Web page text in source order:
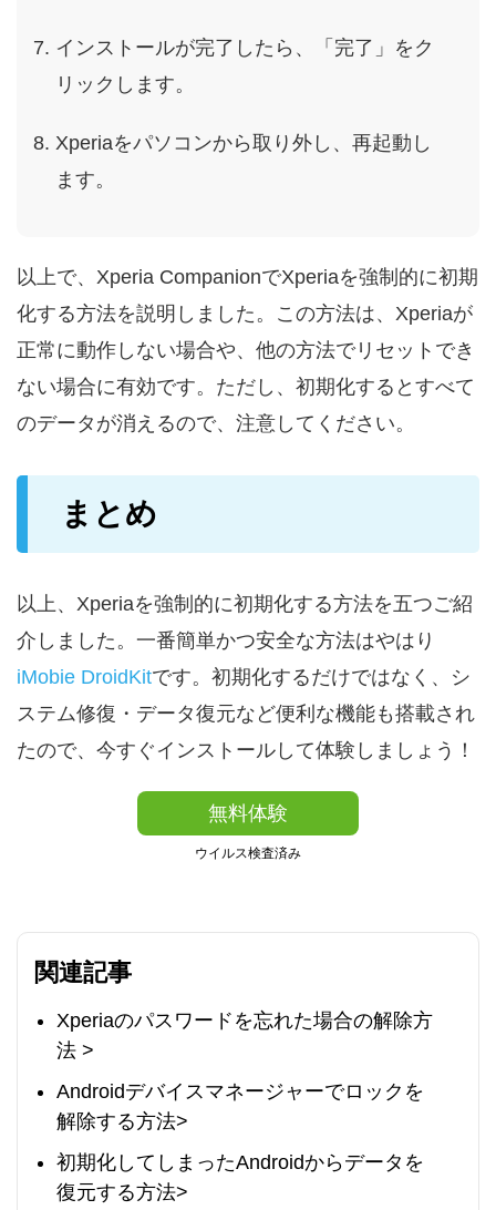
インストールが完了したら、「完了」をク
リックします。
Xperiaをパソコンから取り外し、再起動し
ます。
以上で、Xperia CompanionでXperiaを強制的に初期
化する方法を説明しました。この方法は、Xperiaが
正常に動作しない場合や、他の方法でリセットでき
ない場合に有効です。ただし、初期化するとすべて
のデータが消えるので、注意してください。
まとめ
以上、Xperiaを強制的に初期化する方法を五つご紹
介しました。一番簡単かつ安全な方法はやはり
iMobie DroidKitです。初期化するだけではなく、シ
ステム修復・データ復元など便利な機能も搭載され
たので、今すぐインストールして体験しましょう！
無料体験
ウイルス検査済み
関連記事
Xperiaのパスワードを忘れた場合の解除方
法 >
Androidデバイスマネージャーでロックを
解除する方法>
初期化してしまったAndroidからデータを
復元する方法>